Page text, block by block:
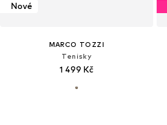
Nové
MARCO TOZZI
Tenisky
1 499 Kč